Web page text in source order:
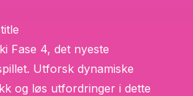
Fase 4, det nyeste
Utforsk dynamiske
og løs utfordringer i dette